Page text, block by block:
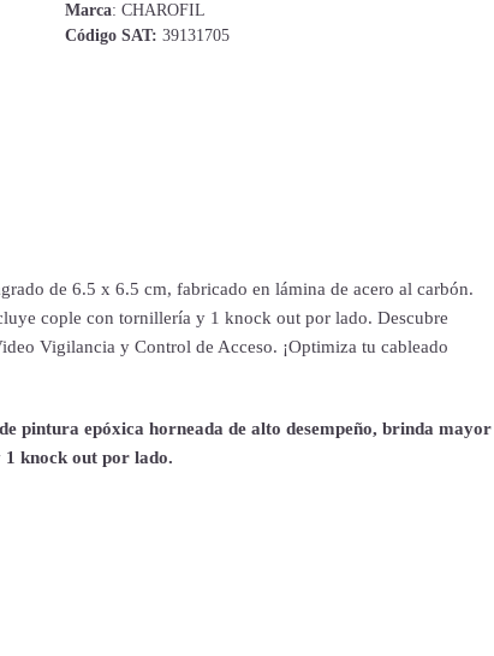
Marca: CHAROFIL
Código SAT: 39131705
de 6.5 x 6.5 cm, fabricado en lámina de acero al carbón.
cople con tornillería y 1 knock out por lado. Descubre
Vigilancia y Control de Acceso. ¡Optimiza tu cableado
pintura epóxica horneada de alto desempeño, brinda mayor
knock out por lado.